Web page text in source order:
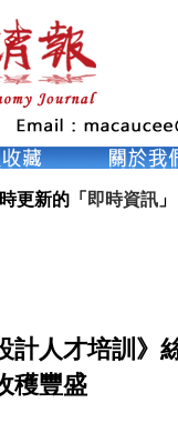
更新的「 即時資訊 」
計人才培訓》
穫豐盛